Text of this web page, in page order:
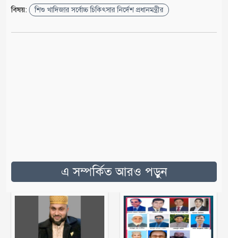
বিষয়: শিশু খাদিজার সর্বোচ্চ চিকিৎসার নির্দেশ প্রধানমন্ত্রীর
এ সম্পর্কিত আরও পড়ুন